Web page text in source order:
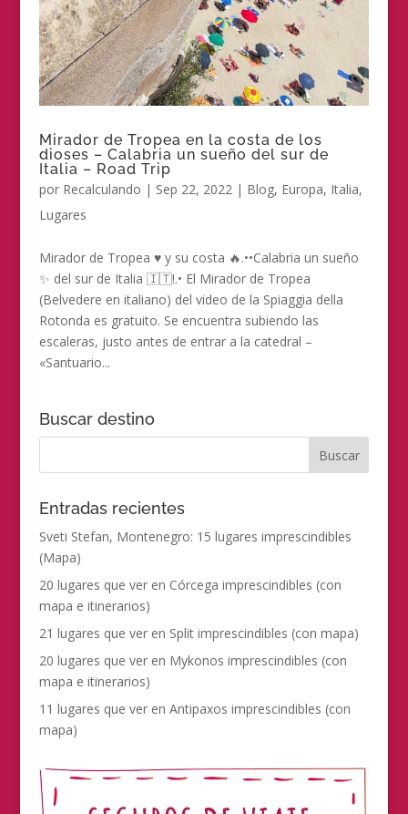
Mirador de Tropea en la costa de los
dioses – Calabria un sueño del sur de
Italia – Road Trip
por Recalculando | Sep 22, 2022| Blog, Europa, Italia,
Lugares
Mirador de Tropea ♥️ y su costa 🔥.••Calabria un sueño
✨ del sur de Italia 🇮🇹!.• El Mirador de Tropea
(Belvedere en italiano) del video de la Spiaggia della
Rotonda es gratuito. Se encuentra subiendo las
escaleras, justo antes de entrar a la catedral –
«Santuario...
Buscar destino
Entradas recientes
Sveti Stefan, Montenegro: 15 lugares imprescindibles
(Mapa)
20 lugares que ver en Córcega imprescindibles (con
mapa e itinerarios)
21 lugares que ver en Split imprescindibles (con mapa)
20 lugares que ver en Mykonos imprescindibles (con
mapa e itinerarios)
11 lugares que ver en Antipaxos imprescindibles (con
mapa)